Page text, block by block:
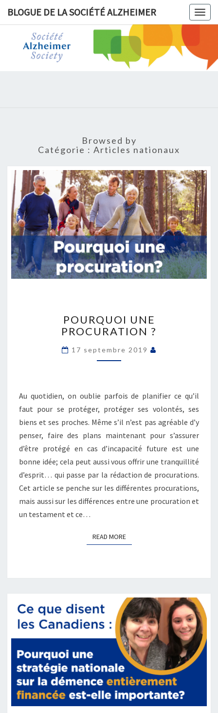
BLOGUE DE LA SOCIÉTÉ ALZHEIMER
BLOGUE
Browsed by
Catégorie : Articles nationaux
PROCURATION ?
POURQUOI UNE
PROCURATION ?
17 septembre 2019
Au quotidien, on oublie parfois de planifier ce qu’il
faut pour se protéger, protéger ses volontés, ses
biens et ses proches. Même s’il n’est pas agréable d’y
penser, faire des plans maintenant pour s’assurer
d’être protégé en cas d’incapacité future est une
bonne idée; cela peut aussi vous offrir une tranquillité
d’esprit… qui passe par la rédaction de procurations.
Cet article se penche sur les différentes procurations,
mais aussi sur les différences entre une procuration et
un testament et ce…
READ MOREREAD MORE